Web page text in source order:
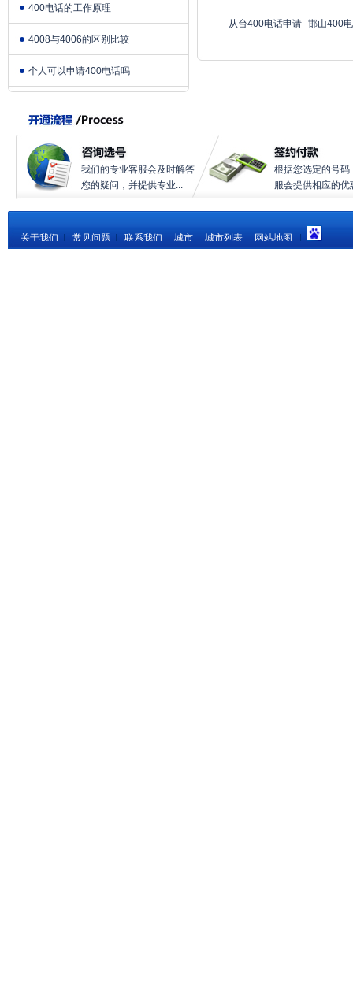
400电话的工作原理
4008与4006的区别比较
个人可以申请400电话吗
从台400电话申请 邯山400
我们的专业客服会及时解答
您的疑问，并提供专业...
根据您选定的号码
服会提供相应的优
关于我们 常见问题 联系我们 城市 城市列表 网站地图